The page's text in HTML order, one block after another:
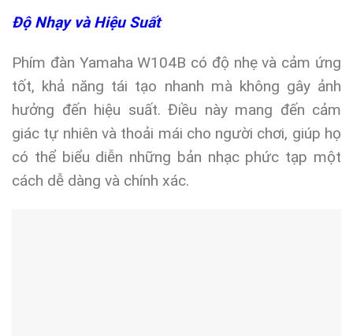
Độ Nhạy và Hiệu Suất
Phím đàn Yamaha W104B có độ nhẹ và cảm ứng
tốt, khả năng tái tạo nhanh mà không gây ảnh
hưởng đến hiệu suất. Điều này mang đến cảm
giác tự nhiên và thoải mái cho người chơi, giúp họ
có thể biểu diễn những bản nhạc phức tạp một
cách dễ dàng và chính xác.